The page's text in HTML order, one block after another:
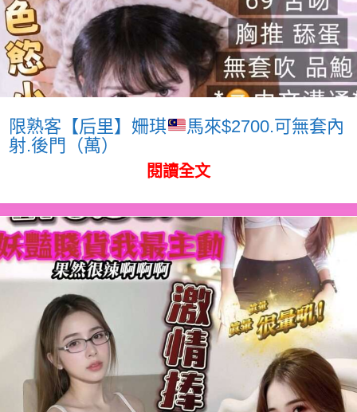
限熟客【后里】姍琪
馬來$2700.可無套內
射.後門（萬）
閱讀全文